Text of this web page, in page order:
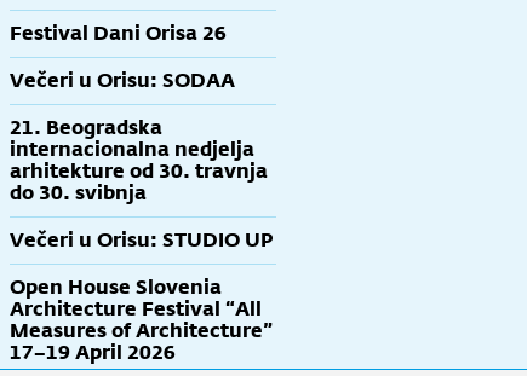
Festival Dani Orisa 26
Večeri u Orisu: SODAA
21. Beogradska
internacionalna nedjelja
arhitekture od 30. travnja
do 30. svibnja
Večeri u Orisu: STUDIO UP
Open House Slovenia
Architecture Festival “All
Measures of Architecture”
17–19 April 2026